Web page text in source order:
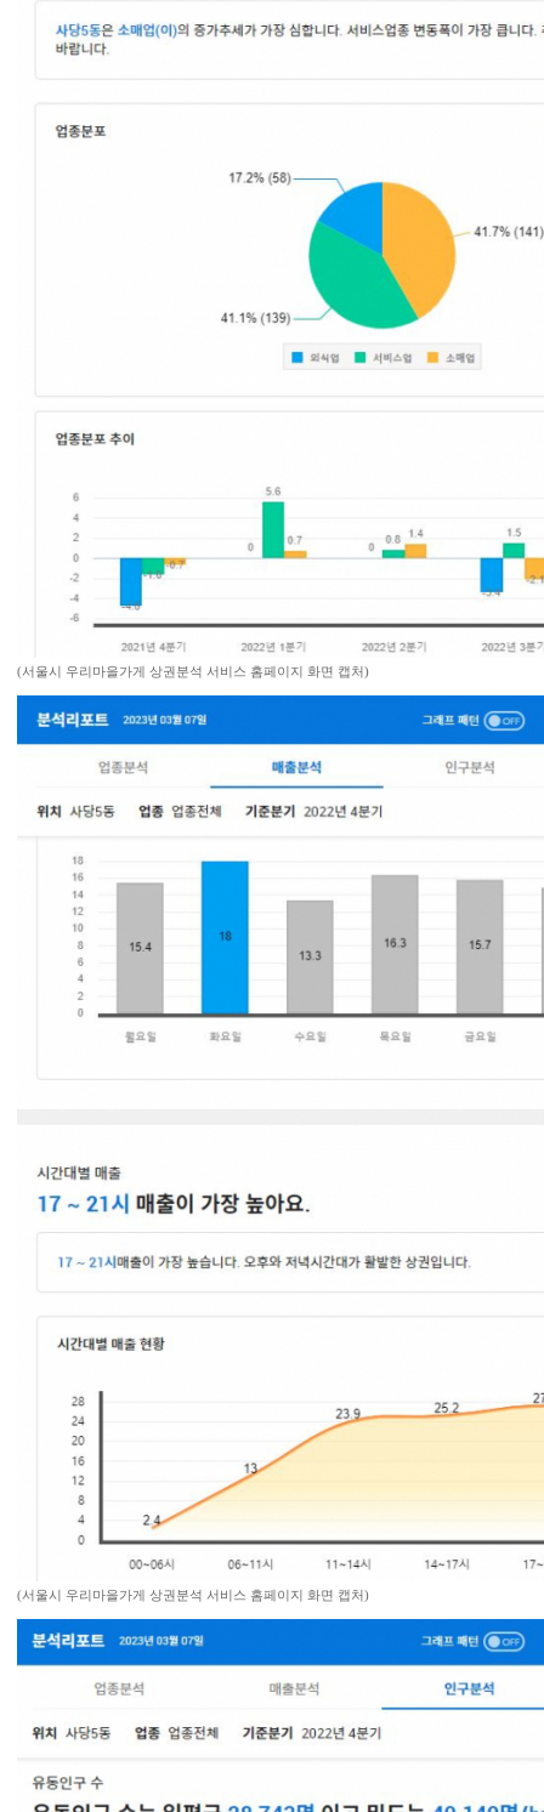
(서울시 우리마을가게 상권분석 서비스 홈페이지 화면 캡처)
(서울시 우리마을가게 상권분석 서비스 홈페이지 화면 캡처)